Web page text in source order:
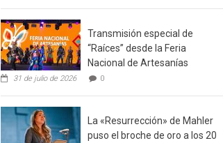
Transmisión especial de
“Raíces” desde la Feria
Nacional de Artesanías
31 de julio de 2026 0
La «Resurrección» de Mahler
puso el broche de oro a los 20